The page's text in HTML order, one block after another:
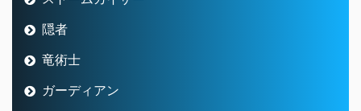
隠者
竜術士
ガーディアン